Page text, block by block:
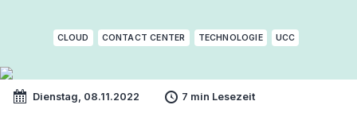
CLOUD CONTACT CENTER TECHNOLOGIE UCC
Dienstag, 08.11.2022 7 min Lesezeit